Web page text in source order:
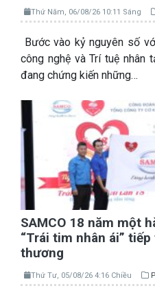
Thứ Năm, 06/08/26 10:11 Sáng
Bước vào kỷ nguyên số
công nghệ và Trí tuệ nhân
đang chứng kiến những…
SAMCO 18 năm một
“Trái tim nhân ái”
thương
Thứ Tư, 05/08/26 4:16 Chiều